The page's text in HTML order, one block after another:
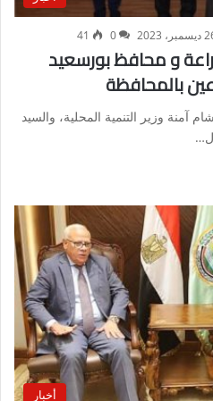
2023
0
41
و محافظ بورسعيد
وزير التنمية المحلية، والسيد
أخبار